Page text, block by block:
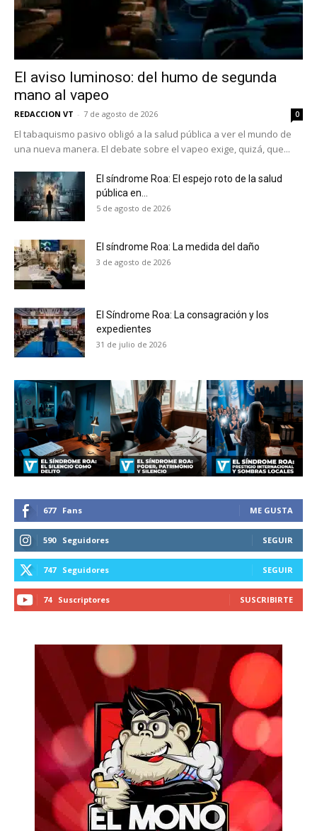
El aviso luminoso: del humo de segunda
mano al vapeo
REDACCION VT - 7 de agosto de 2026 0
El tabaquismo pasivo obligó a la salud pública a ver el mundo de
una nueva manera. El debate sobre el vapeo exige, quizá, que...
El síndrome Roa: El espejo roto de la salud
pública en...
5 de agosto de 2026
El síndrome Roa: La medida del daño
3 de agosto de 2026
El Síndrome Roa: La consagración y los
expedientes
31 de julio de 2026
677 Fans ME GUSTA
590 Seguidores SEGUIR
747 Seguidores SEGUIR
74 Suscriptores SUSCRIBIRTE